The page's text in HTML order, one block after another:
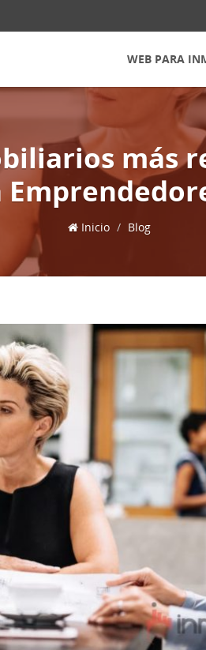
WEB PARA
más
Inicio Blog